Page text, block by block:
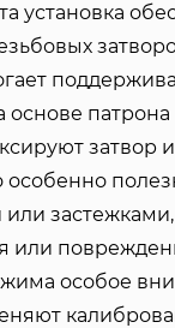
установка
основе
затвор
особенно
или
или
особое